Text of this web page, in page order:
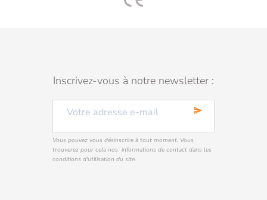
Inscrivez-vous à notre newsletter :
send
Vous pouvez vous désinscrire à tout moment. Vous
trouverez pour cela nos informations de contact dans les
conditions d'utilisation du site.